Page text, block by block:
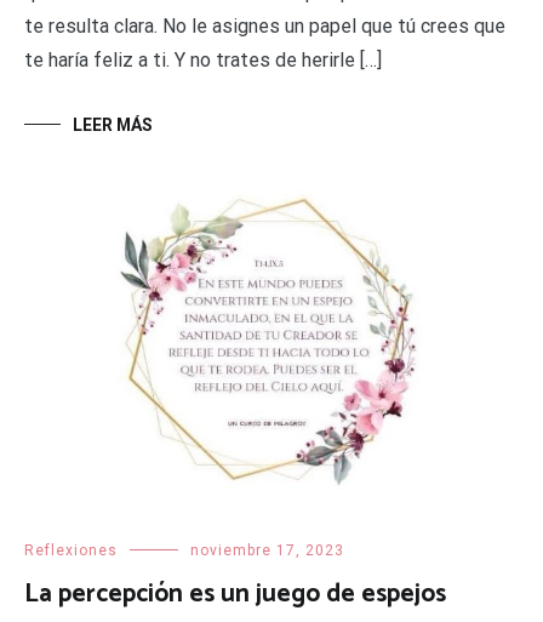
te resulta clara. No le asignes un papel que tú crees que
te haría feliz a ti. Y no trates de herirle […]
LEER MÁS
Reflexiones noviembre 17, 2023
La percepción es un juego de espejos